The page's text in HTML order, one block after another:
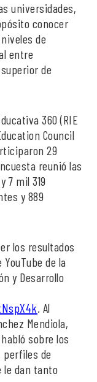
universidades,
conocer
de
entre
de
360 (RIE
Council
29
reunió las
7 mil 319
y 889
los resultados
de la
y Desarrollo
. Al
Mendiola,
sobre los
perfiles de
le dan tanto